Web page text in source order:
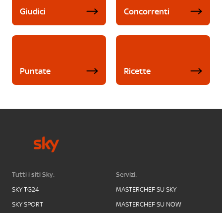
Giudici Concorrenti
Puntate Ricette
Tutti i siti Sky:
SKY TG24
SKY SPORT
Servizi:
MASTERCHEF SU SKY
MASTERCHEF SU NOW